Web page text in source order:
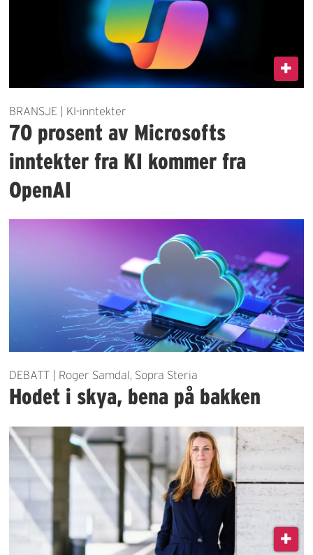
BRANSJE | KI-inntekter
70 prosent av Microsofts
inntekter fra KI kommer fra
OpenAI
DEBATT | Roger Samdal, Sopra Steria
Hodet i skya, bena på bakken